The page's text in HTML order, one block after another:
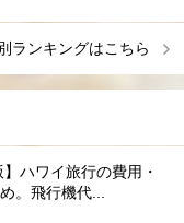
ランキングはこちら
】ハワイ旅行の費用・
。飛行機代...